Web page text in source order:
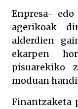
Enpresa-
agerikoak
alderdien
ekarpen
pisuarekiko
moduan
Finantzaketa